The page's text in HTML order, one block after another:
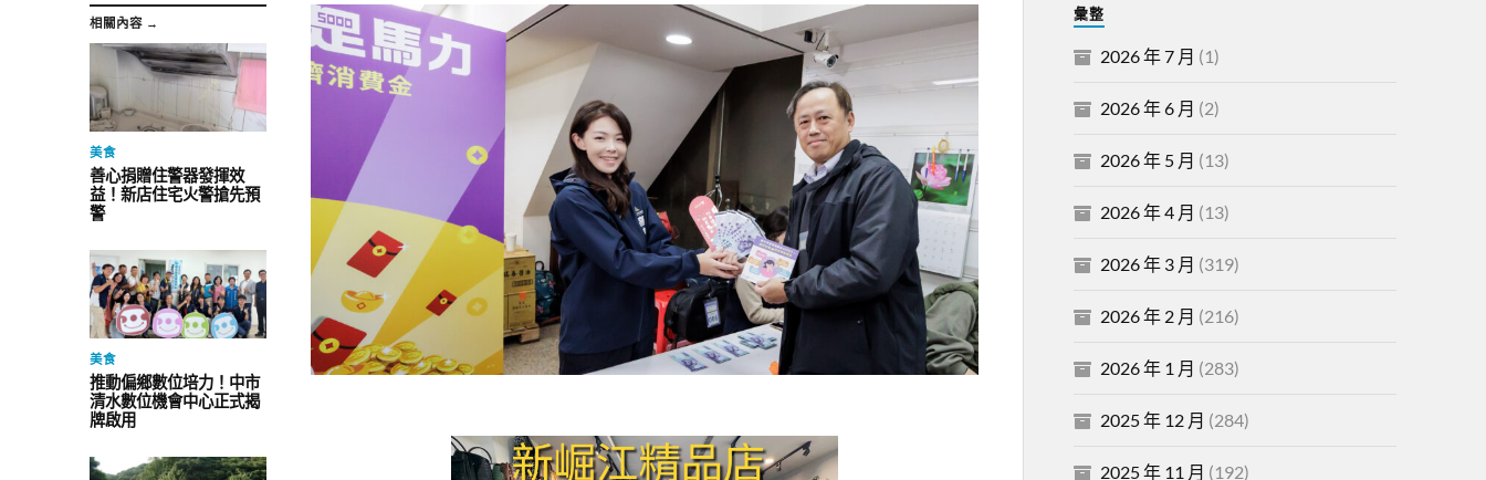
相關內容 →
美食
善心捐贈住警器發揮效
益！新店住宅火警搶先預
警
美食
推動偏鄉數位培力！中市
清水數位機會中心正式揭
牌啟用
彙整
2026 年 7 月 (1)
2026 年 6 月 (2)
2026 年 5 月 (13)
2026 年 4 月 (13)
2026 年 3 月 (319)
2026 年 2 月 (216)
2026 年 1 月 (283)
2025 年 12 月 (284)
2025 年 11 月 (192)